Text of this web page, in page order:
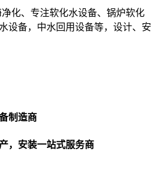
化、专注软化水设备、锅炉软化
设备，中水回用设备等，设计、安
制造商
，安装一站式服务商